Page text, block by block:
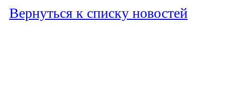
Вернуться к списку новостей